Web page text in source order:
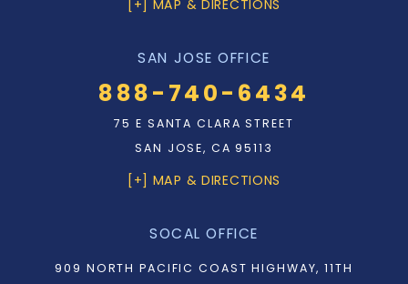
[+] MAP & DIRECTIONS
SAN JOSE OFFICE
888-740-6434
75 E SANTA CLARA STREET
SAN JOSE, CA 95113
[+] MAP & DIRECTIONS
SOCAL OFFICE
909 NORTH PACIFIC COAST HIGHWAY, 11TH